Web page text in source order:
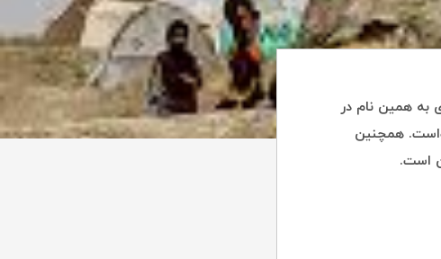
به همین نام در
همچنین
است.